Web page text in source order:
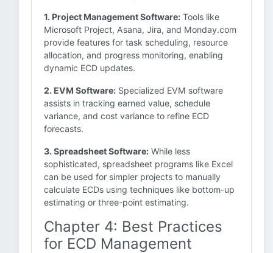
1. Project Management Software: Tools like
Microsoft Project, Asana, Jira, and Monday.com
provide features for task scheduling, resource
allocation, and progress monitoring, enabling
dynamic ECD updates.
2. EVM Software: Specialized EVM software
assists in tracking earned value, schedule
variance, and cost variance to refine ECD
forecasts.
3. Spreadsheet Software: While less
sophisticated, spreadsheet programs like Excel
can be used for simpler projects to manually
calculate ECDs using techniques like bottom-up
estimating or three-point estimating.
Chapter 4: Best Practices
for ECD Management